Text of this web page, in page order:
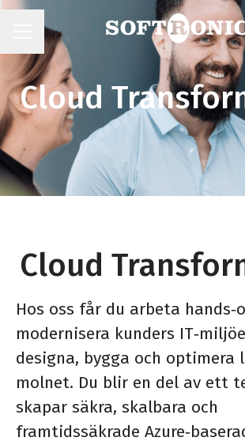
KARRIÄRMENY
Cloud
Cloud
Hos oss får du arbeta
modernisera kunders
designa, bygga och optimera
molnet. Du blir en del av ett
skapar säkra, skalbara och
framtidssäkrade